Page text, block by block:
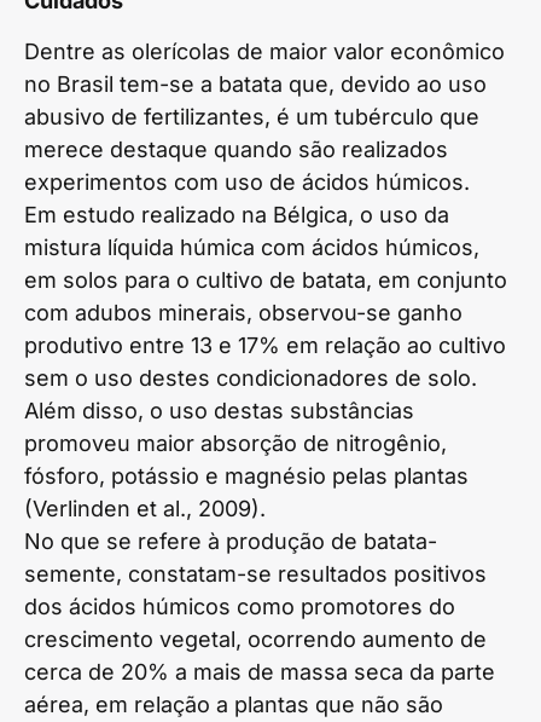
Dentre as olerícolas de maior valor econômico
no Brasil tem-se a batata que, devido ao uso
abusivo de fertilizantes, é um tubérculo que
merece destaque quando são realizados
experimentos com uso de ácidos húmicos.
Em estudo realizado na Bélgica, o uso da
mistura líquida húmica com ácidos húmicos,
em solos para o cultivo de batata, em conjunto
com adubos minerais, observou-se ganho
produtivo entre 13 e 17% em relação ao cultivo
sem o uso destes condicionadores de solo.
Além disso, o uso destas substâncias
promoveu maior absorção de nitrogênio,
fósforo, potássio e magnésio pelas plantas
(Verlinden et al., 2009).
No que se refere à produção de batata-
semente, constatam-se resultados positivos
dos ácidos húmicos como promotores do
crescimento vegetal, ocorrendo aumento de
cerca de 20% a mais de massa seca da parte
aérea, em relação a plantas que não são